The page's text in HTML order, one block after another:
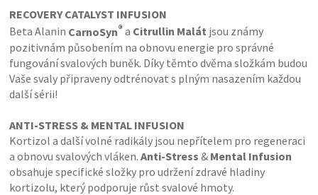
RECOVERY CATALYST INFUSION
Beta Alanin CarnoSyn® a Citrullin Malát jsou známy
pozitivnám působením na obnovu energie pro správné
fungování svalových buněk. Díky těmto dvěma složkám budou
Vaše svaly připraveny odtrénovat s plným nasazením každou
další sérii!
ANTI-STRESS & MENTAL INFUSION
Kortizol a další volné radikály jsou nepřítelem pro regeneraci
a obnovu svalových vláken.Anti-Stress& Mental Infusion
obsahuje specifické složky pro udržení zdravé hladiny
kortizolu, který podporuje růst svalové hmoty.